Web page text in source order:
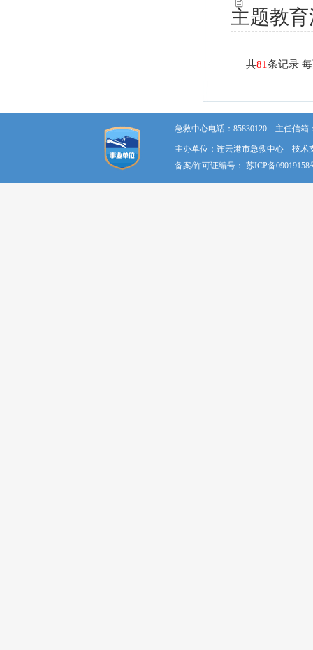
主题教
共81条记录
急救中心电话：85830120 主任信箱
主办单位：连云港市急救中心 技术
备案/许可证编号： 苏ICP备09019158